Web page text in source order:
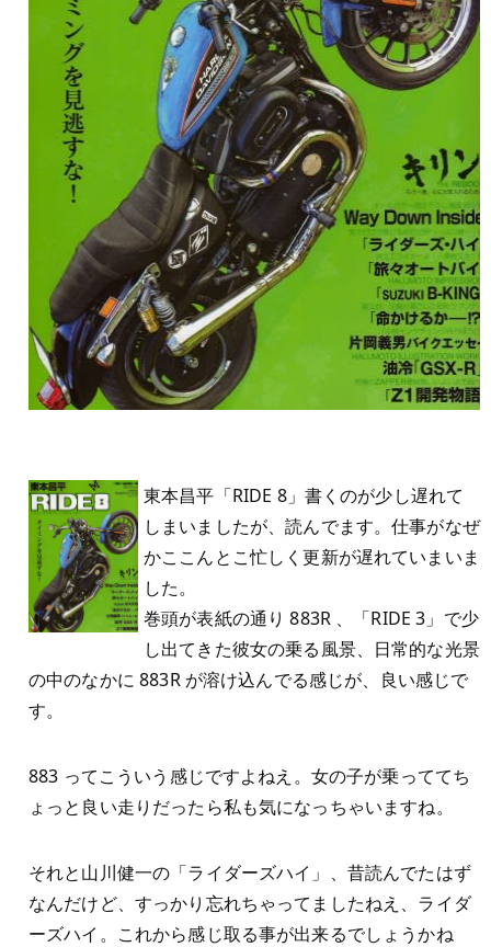
東本昌平「RIDE 8」書くのが少し遅れて
しまいましたが、読んでます。仕事がなぜ
かここんとこ忙しく更新が遅れていまいま
した。
巻頭が表紙の通り 883R 、「RIDE 3」で少
し出てきた彼女の乗る風景、日常的な光景
の中のなかに 883R が溶け込んでる感じが、良い感じで
す。
883 ってこういう感じですよねえ。女の子が乗っててち
ょっと良い走りだったら私も気になっちゃいますね。
それと山川健一の「ライダーズハイ」、昔読んでたはず
なんだけど、すっかり忘れちゃってましたねえ、ライダ
ーズハイ。これから感じ取る事が出来るでしょうかね